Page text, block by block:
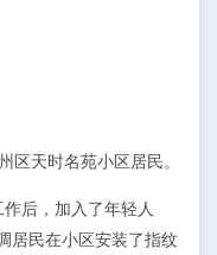
区天时名苑小区居民。
后，加入了年轻人
居民在小区安装了指纹